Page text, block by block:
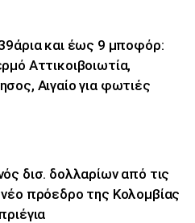
και έως 9 μποφόρ:
Αττικοιβοιωτία,
Αιγαίο για φωτιές
δισ. δολλαρίων από τις
πρόεδρο της Κολομβίας